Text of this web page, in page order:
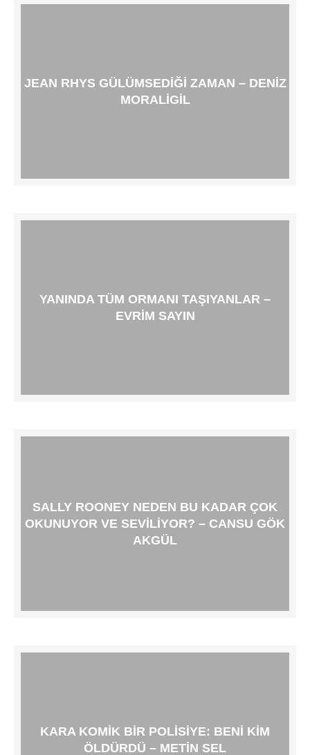
JEAN RHYS GÜLÜMSEDIĞI ZAMAN – DENIZ
MORALIGIL
YANINDA TÜM ORMANI TAŞIYANLAR –
EVRIM SAYIN
SALLY ROONEY NEDEN BU KADAR ÇOK
OKUNUYOR VE SEVILIYOR? – CANSU GÖK
AKGÜL
KARA KOMIK BIR POLISIYE: BENI KIM
ÖLDÜRDÜ – METIN SEL